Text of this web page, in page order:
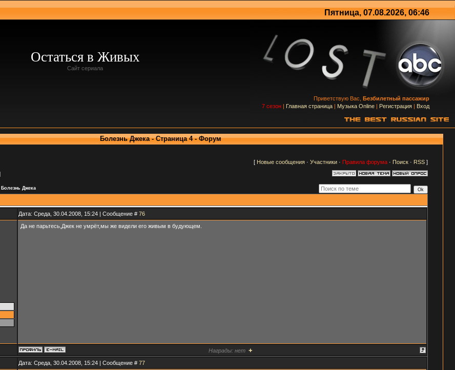
Пятница, 07.08.2026, 06:46
Остаться в Живых
Сайт сериала
Приветствую Вас, Безбилетный пассажир
7 сезон | Главная страница | Музыка Online | Регистрация | Вход
Болезнь Джека - Страница 4 - Форум
[ Новые сообщения· Участники· Правила форума· Поиск· RSS]
Болезнь Джека
Дата: Среда, 30.04.2008, 15:24 | Сообщение # 76
Да не парьтесь,Джек не умрёт,мы же видели его живым в будующем.
Награды: нет +
Дата: Среда, 30.04.2008, 15:24 | Сообщение # 77